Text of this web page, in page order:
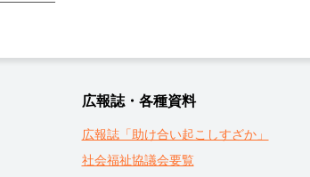
広報誌・各種資料
広報誌「助け合い起こしすざか」
社会福祉協議会要覧